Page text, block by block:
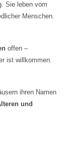
Sie leben vom
Menschen.
offen –
ist willkommen.
ihren Namen
und